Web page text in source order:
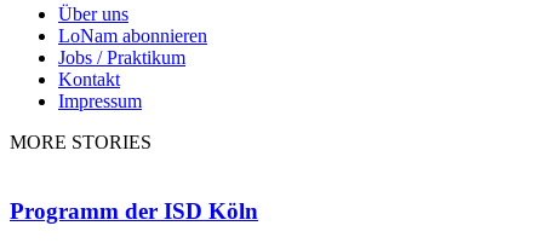
Über uns
LoNam abonnieren
Jobs / Praktikum
Kontakt
Impressum
MORE STORIES
Programm der ISD Köln